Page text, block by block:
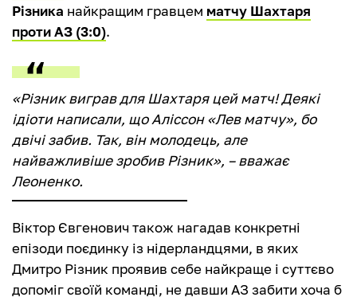
Різника найкращим гравцем матчу Шахтаря
проти АЗ (3:0).
«Різник виграв для Шахтаря цей матч! Деякі
ідіоти написали, що Аліссон «Лев матчу», бо
двічі забив. Так, він молодець, але
найважливіше зробив Різник», – вважає
Леоненко.
Віктор Євгенович також нагадав конкретні
епізоди поєдинку із нідерландцями, в яких
Дмитро Різник проявив себе найкраще і суттєво
допоміг своїй команді, не давши АЗ забити хоча б